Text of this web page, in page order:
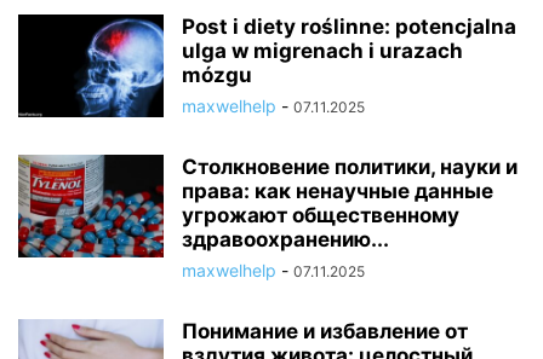
Post i diety roślinne: potencjalna
ulga w migrenach i urazach
mózgu
maxwelhelp - 07.11.2025
Столкновение политики, науки и
права: как ненаучные данные
угрожают общественному
здравоохранению...
maxwelhelp - 07.11.2025
Понимание и избавление от